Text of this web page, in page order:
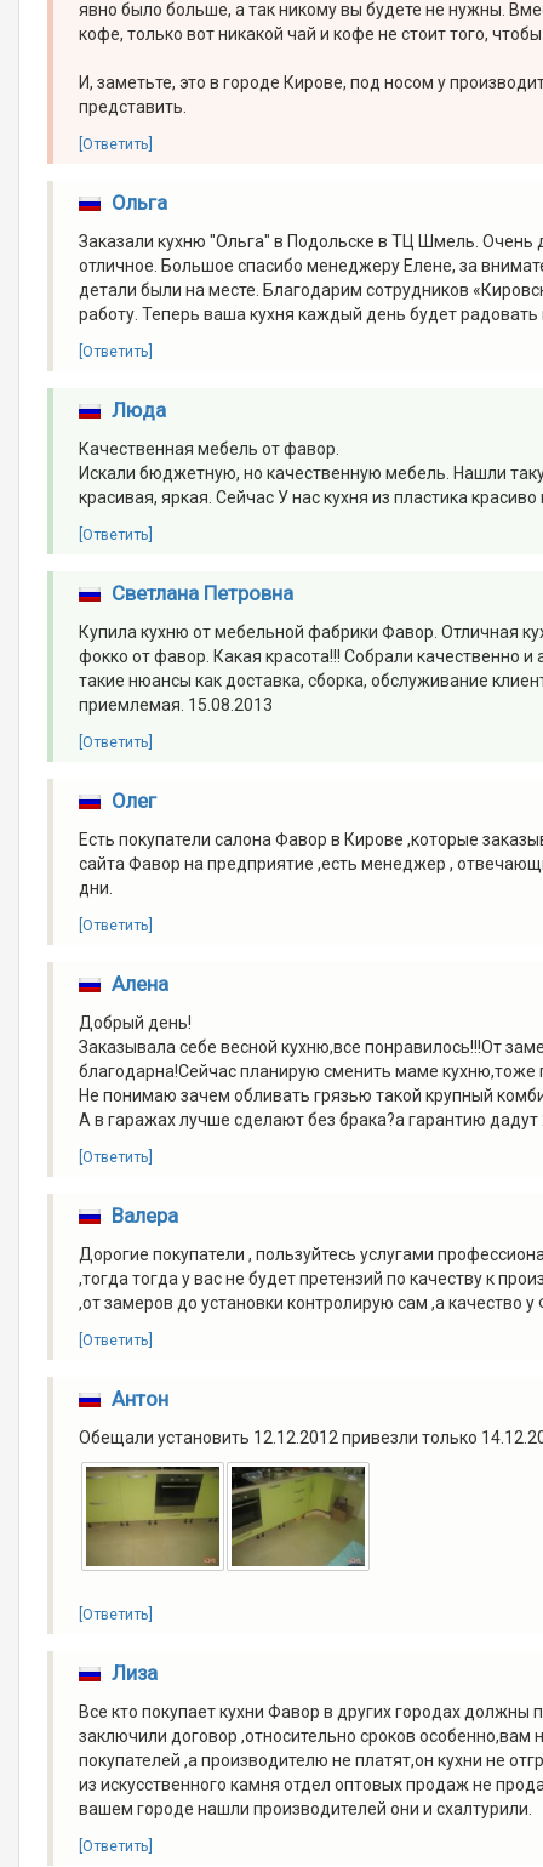
явно было больше, а так никому вы будете не нужны.
кофе, только вот никакой чай и кофе не стоит того,
И, заметьте, это в городе Кирове, под носом у
представить.
[Ответить]
Ольга
Заказали кухню "Ольга" в Подольске в ТЦ Шмель.
отличное. Большое спасибо менеджеру Елене, за
детали были на месте. Благодарим сотрудников
работу. Теперь ваша кухня каждый день будет радовать
[Ответить]
Люда
Качественная мебель от фавор.
Искали бюджетную, но качественную мебель. Нашли
красивая, яркая. Сейчас У нас кухня из пластика
[Ответить]
Светлана Петровна
Купила кухню от мебельной фабрики Фавор. Отличная
фокко от фавор. Какая красота!!! Собрали качественно
такие нюансы как доставка, сборка, обслуживание
приемлемая. 15.08.2013
[Ответить]
Олег
Есть покупатели салона Фавор в Кирове ,которые
сайта Фавор на предприятие ,есть менеджер ,
дни.
[Ответить]
Алена
Добрый день!
Заказывала себе весной кухню,все понравилось!!!От
благодарна!Сейчас планирую сменить маме кухню,тоже
Не понимаю зачем обливать грязью такой крупный
А в гаражах лучше сделают без брака?а гарантию дадут
[Ответить]
Валера
Дорогие покупатели , пользуйтесь услугами
,тогда тогда у вас не будет претензий по качеству к
,от замеров до установки контролирую сам ,а качество
[Ответить]
Антон
Обещали установить 12.12.2012 привезли только
[Ответить]
Лиза
Все кто покупает кухни Фавор в других городах
заключили договор ,относительно сроков особенно,вам
покупателей ,а производителю не платят,он кухни не
из искусственного камня отдел оптовых продаж не
вашем городе нашли производителей они и схалтурили.
[Ответить]